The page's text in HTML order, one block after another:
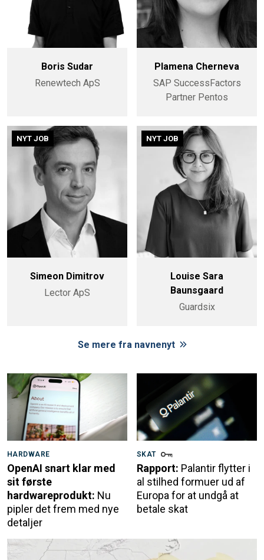
Boris Sudar
Renewtech ApS
Plamena Cherneva
SAP SuccessFactors
Partner Pentos
NYT JOB
Simeon Dimitrov
Lector ApS
NYT JOB
Louise Sara
Baunsgaard
Guardsix
Se mere fra navnenyt
HARDWARE
OpenAI snart klar med
sit første
hardwareprodukt: Nu
pipler det frem med nye
detaljer
SKAT
Rapport: Palantir flytter i
al stilhed formuer ud af
Europa for at undgå at
betale skat